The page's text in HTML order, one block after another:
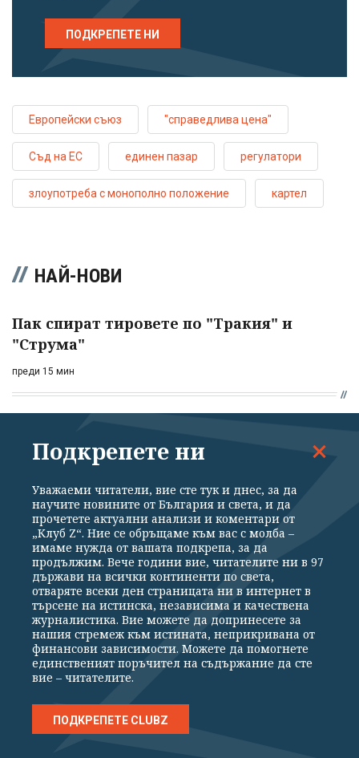
ПОДКРЕПЕТЕ НИ
Европейски съюз "справедлива цена"
Съд на ЕС единен пазар регулатори
злоупотреба с монополно положение картел
НАЙ-НОВИ
Пак спират тировете по "Тракия" и
"Струма"
преди 15 мин
статуквото *
Дъжд и гръмотевици в 4 области
преди 43 мин
ДЕНЯТ В НЯКОЛКО РЕДА: дронът ни
изненада по бели гащ... пардон - тениски
08.08.2026
Какво представлява "Майя"? Дронът
носи до 5 кг експлозив
Подкрепете ни
Уважаеми читатели, вие сте тук и днес, за да
научите новините от България и света, и да
прочетете актуални анализи и коментари от
„Клуб Z“. Ние се обръщаме към вас с молба –
имаме нужда от вашата подкрепа, за да
продължим. Вече години вие, читателите ни в 97
държави на всички континенти по света,
отваряте всеки ден страницата ни в интернет в
търсене на истинска, независима и качествена
журналистика. Вие можете да допринесете за
нашия стремеж към истината, неприкривана от
финансови зависимости. Можете да помогнете
единственият поръчител на съдържание да сте
вие – читателите.
ПОДКРЕПЕТЕ CLUBZ